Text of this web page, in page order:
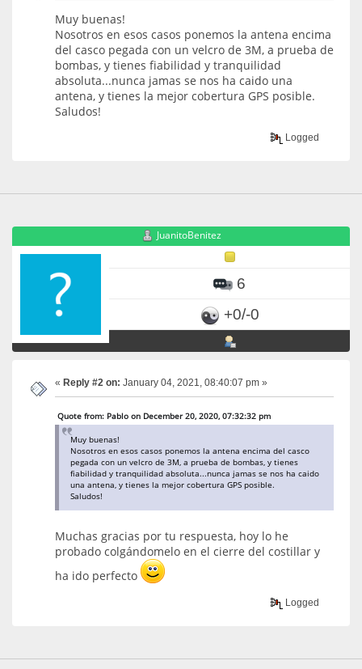
Muy buenas!
Nosotros en esos casos ponemos la antena encima
del casco pegada con un velcro de 3M, a prueba de
bombas, y tienes fiabilidad y tranquilidad
absoluta...nunca jamas se nos ha caido una
antena, y tienes la mejor cobertura GPS posible.
Saludos!
Logged
JuanitoBenitez
6
+0/-0
« Reply #2 on: January 04, 2021, 08:40:07 pm »
Quote from: Pablo on December 20, 2020, 07:32:32 pm
Muy buenas!
Nosotros en esos casos ponemos la antena encima del casco
pegada con un velcro de 3M, a prueba de bombas, y tienes
fiabilidad y tranquilidad absoluta...nunca jamas se nos ha caido
una antena, y tienes la mejor cobertura GPS posible.
Saludos!
Muchas gracias por tu respuesta, hoy lo he
probado colgándomelo en el cierre del costillar y
ha ido perfecto
Logged